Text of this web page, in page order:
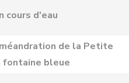
cours d'eau
de la Petite
fontaine bleue